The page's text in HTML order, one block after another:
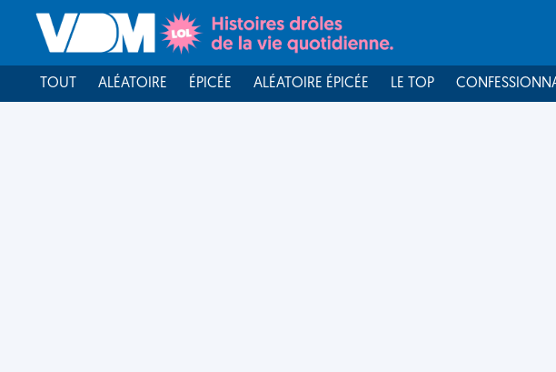
TOUT ALÉATOIRE ÉPICÉE ALÉATOIRE ÉPICÉE LE TOP